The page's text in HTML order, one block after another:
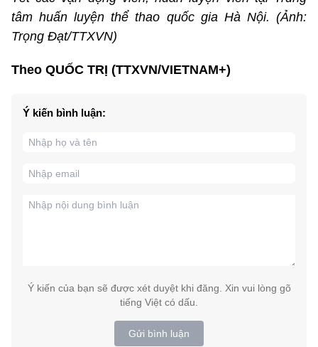
tâm huấn luyện thể thao quốc gia Hà Nội. (Ảnh:
Trọng Đạt/TTXVN)
Theo QUỐC TRỊ (TTXVN/VIETNAM+)
Ý kiến bình luận:
Ý kiến của bạn sẽ được xét duyệt khi đăng. Xin vui lòng gõ
tiếng Việt có dấu.
Gửi bình luận